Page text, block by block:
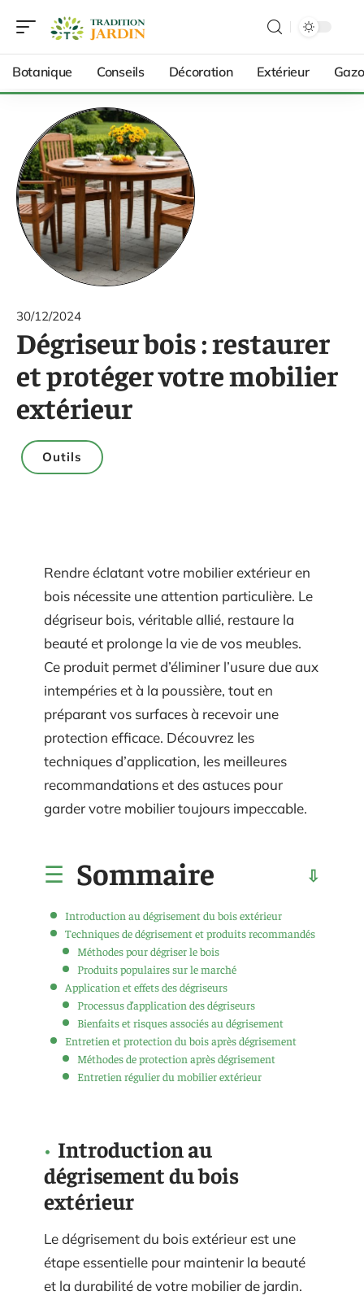
Botanique Conseils Décoration Extérieur
30/12/2024
Dégriseur bois : restaurer
et protéger votre mobilier
extérieur
Outils
Rendre éclatant votre mobilier extérieur en
bois nécessite une attention particulière. Le
dégriseur bois, véritable allié, restaure la
beauté et prolonge la vie de vos meubles.
Ce produit permet d’éliminer l’usure due aux
intempéries et à la poussière, tout en
préparant vos surfaces à recevoir une
protection efficace. Découvrez les
techniques d’application, les meilleures
recommandations et des astuces pour
garder votre mobilier toujours impeccable.
Sommaire
Introduction au dégrisement du bois extérieur
Techniques de dégrisement et produits recommandés
Méthodes pour dégriser le bois
Produits populaires sur le marché
Application et effets des dégriseurs
Processus d’application des dégriseurs
Bienfaits et risques associés au dégrisement
Entretien et protection du bois après dégrisement
Méthodes de protection après dégrisement
Entretien régulier du mobilier extérieur
Introduction au
dégrisement du bois
extérieur
Le dégrisement du bois extérieur est une
étape essentielle pour maintenir la beauté
et la durabilité de votre mobilier de jardin.